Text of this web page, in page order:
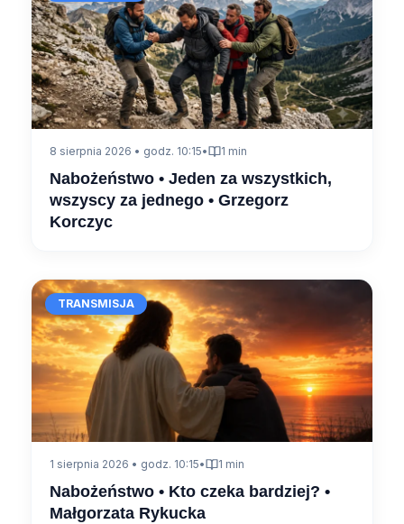
8 sierpnia 2026 • godz. 10:15• 1 min
Nabożeństwo • Jeden za wszystkich,
wszyscy za jednego • Grzegorz
Korczyc
TRANSMISJA
1 sierpnia 2026 • godz. 10:15• 1 min
Nabożeństwo • Kto czeka bardziej? •
Małgorzata Rykucka